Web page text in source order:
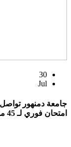
30
Jul
جامعة دمنهور
امتحان فوري لـ 45 مواطن أمي بمركز الأبعادية ب